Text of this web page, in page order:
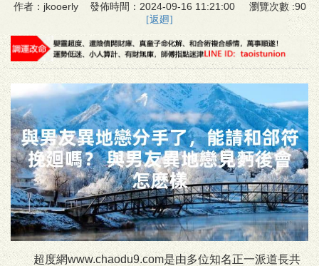
作者：jkooerly 發佈時間：2024-09-16 11:21:00 瀏覽次數 :90
[返廻]
超度網www.chaodu9.com是由多位知名正一派道長共